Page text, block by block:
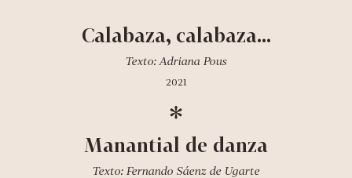
Calabaza, calabaza...
Texto: Adriana Pous
2021
Manantial de danza
Texto: Fernando Sáenz de Ugarte